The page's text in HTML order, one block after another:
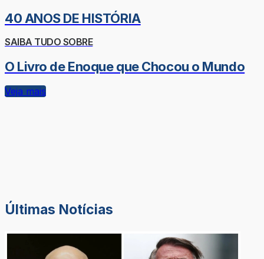
40 ANOS DE HISTÓRIA
SAIBA TUDO SOBRE
O Livro de Enoque que Chocou o Mundo
Veja mais
Últimas Notícias